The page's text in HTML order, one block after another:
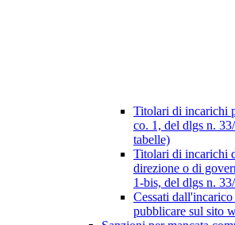
Titolari di incarichi
co. 1, del dlgs n.
tabelle)
Titolari di incarichi
direzione o di
1-bis, del dlgs n.
Cessati
pubblicare sul sito